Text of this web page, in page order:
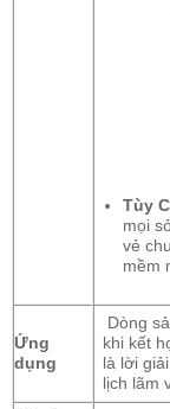
Tùy
mọi
vẻ
mềm
Ứng
dụng
Dòng
khi kết
là lời
lịch lãm